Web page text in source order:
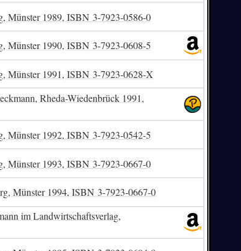
Münster 1989,ISBN 3-7923-0586-0
Münster 1990,ISBN 3-7923-0608-5
Münster 1991,ISBN 3-7923-0628-X
Rheda-Wiedenbrück 1991,
Münster 1992,ISBN 3-7923-0542-5
Münster 1993,ISBN 3-7923-0667-0
Münster 1994,ISBN 3-7923-0667-0
im Landwirtschaftsverlag,